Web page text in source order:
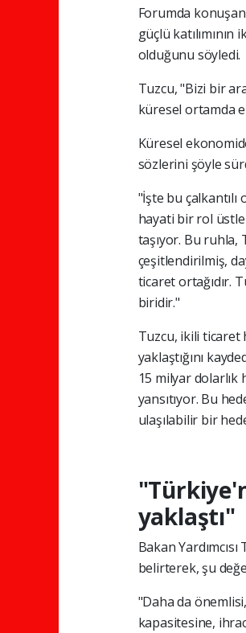
Forumda
güçlü
olduğunu söyledi.
Tuzcu, "Bizi bir
küresel ortamda
Küresel
sözlerini şöyle
"İşte bu
hayati bir rol
taşıyor. Bu ruhla,
çeşitlendirilmiş,
ticaret ortağıdır.
biridir."
Tuzcu, ikili ticaret
yaklaştığını
15 milyar
yansıtıyor. Bu
ulaşılabilir bir
yaklaştı"
Bakan
belirterek, şu
"Daha da
kapasitesine,